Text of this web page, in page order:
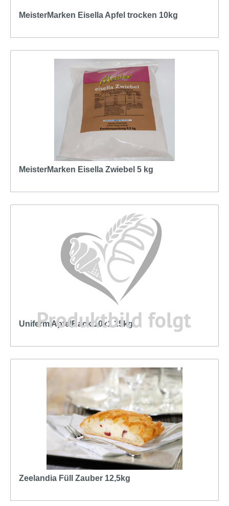
MeisterMarken Eisella Apfel trocken 10kg
MeisterMarken Eisella Zwiebel 5 kg
Uniferm ApfelBack 10x1,25kg
Zeelandia Füll Zauber 12,5kg